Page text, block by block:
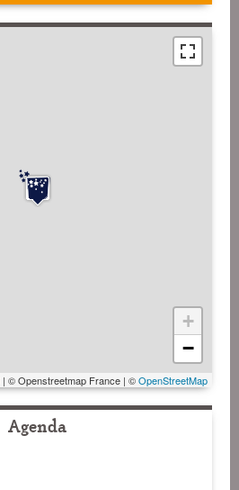
+
−
| © Openstreetmap France | ©OpenStreetMap
Agenda